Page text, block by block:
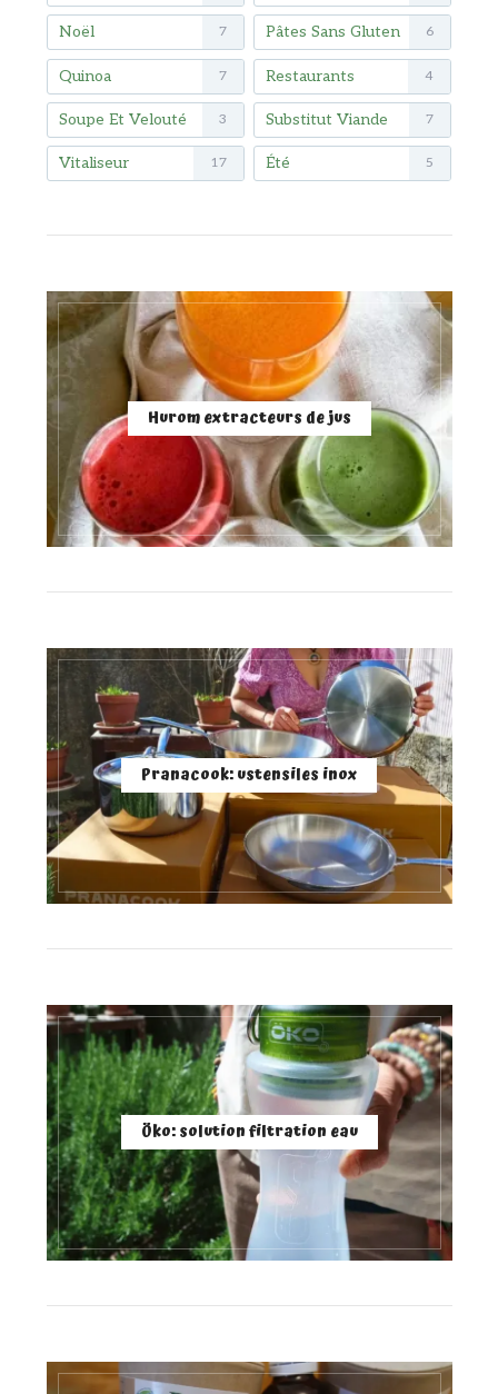
Noël 7 Pâtes Sans Gluten 6
Quinoa 7 Restaurants 4
Soupe Et Velouté 3 Substitut Viande 7
Vitaliseur 17 Été 5
Hurom extracteurs de jus
Pranacook: ustensiles inox
Öko: solution filtration eau